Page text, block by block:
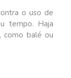
o uso de
tempo. Haja
como balé ou